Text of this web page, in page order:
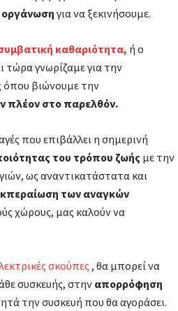
για να ξεκινήσουμε.
καθαριότητα, ή ο
γνωρίζαμε για την
όπου βιώνουμε την
πλέον στο παρελθόν.
που επιβάλλει η σημερινή
του τρόπου ζωής με την
ως αναντικατάστατα και
των αναγκών
χώρους, μας καλούν να
σκούπες, θα μπορεί να
συσκευής, στηναπορρόφηση
την συσκευή που θα αγοράσει.